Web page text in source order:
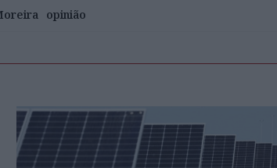
opinião